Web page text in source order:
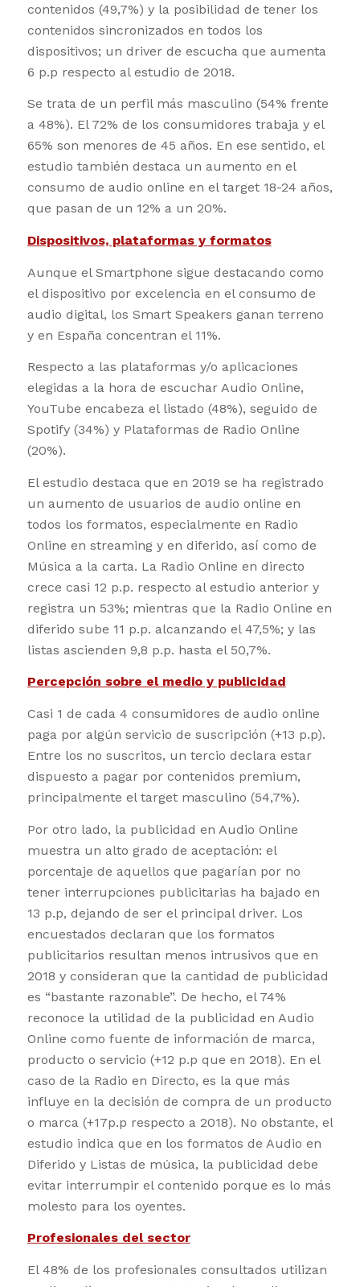
contenidos (49,7%) y la posibilidad de tener los
contenidos sincronizados en todos los
dispositivos; un driver de escucha que aumenta
6 p.p respecto al estudio de 2018.
Se trata de un perfil más masculino (54% frente
a 48%). El 72% de los consumidores trabaja y el
65% son menores de 45 años. En ese sentido, el
estudio también destaca un aumento en el
consumo de audio online en el target 18-24 años,
que pasan de un 12% a un 20%.
Dispositivos, plataformas y formatos
Aunque el Smartphone sigue destacando como
el dispositivo por excelencia en el consumo de
audio digital, los Smart Speakers ganan terreno
y en España concentran el 11%.
Respecto a las plataformas y/o aplicaciones
elegidas a la hora de escuchar Audio Online,
YouTube encabeza el listado (48%), seguido de
Spotify (34%) y Plataformas de Radio Online
(20%).
El estudio destaca que en 2019 se ha registrado
un aumento de usuarios de audio online en
todos los formatos, especialmente en Radio
Online en streaming y en diferido, así como de
Música a la carta. La Radio Online en directo
crece casi 12 p.p. respecto al estudio anterior y
registra un 53%; mientras que la Radio Online en
diferido sube 11 p.p. alcanzando el 47,5%; y las
listas ascienden 9,8 p.p. hasta el 50,7%.
Percepción sobre el medio y publicidad
Casi 1 de cada 4 consumidores de audio online
paga por algún servicio de suscripción (+13 p.p).
Entre los no suscritos, un tercio declara estar
dispuesto a pagar por contenidos premium,
principalmente el target masculino (54,7%).
Por otro lado, la publicidad en Audio Online
muestra un alto grado de aceptación: el
porcentaje de aquellos que pagarían por no
tener interrupciones publicitarias ha bajado en
13 p.p, dejando de ser el principal driver. Los
encuestados declaran que los formatos
publicitarios resultan menos intrusivos que en
2018 y consideran que la cantidad de publicidad
es “bastante razonable”. De hecho, el 74%
reconoce la utilidad de la publicidad en Audio
Online como fuente de información de marca,
producto o servicio (+12 p.p que en 2018). En el
caso de la Radio en Directo, es la que más
influye en la decisión de compra de un producto
o marca (+17p.p respecto a 2018). No obstante, el
estudio indica que en los formatos de Audio en
Diferido y Listas de música, la publicidad debe
evitar interrumpir el contenido porque es lo más
molesto para los oyentes.
Profesionales del sector
El 48% de los profesionales consultados utilizan